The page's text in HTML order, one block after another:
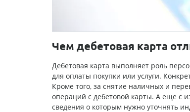
Чем дебетовая карта
Дебетовая карта выполняет роль
для оплаты покупки или услуги.
Кроме того, за снятие наличных и
операций с дебетовой карты. А еще с
сведения о которым нужно уточнять